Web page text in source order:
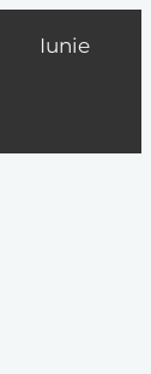
Iunie